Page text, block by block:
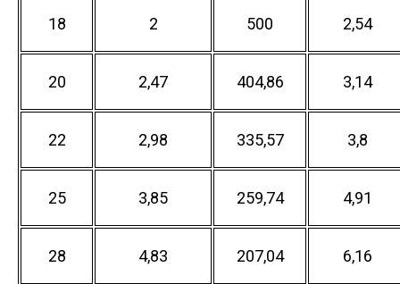
18 2 500 2,54
20 2,47 404,86 3,14
22 2,98 335,57 3,8
25 3,85 259,74 4,91
28 4,83 207,04 6,16